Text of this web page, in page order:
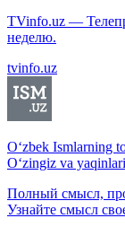
TVinfo.uz —
неделю.
tvinfo.uz
O‘zbek Ismlarning
O‘zingiz va
Полный смысл,
Узнайте смысл